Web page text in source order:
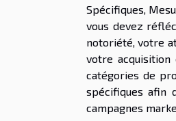
Spécifiques,
vous devez
notoriété, votre
votre acquisition
catégories de
spécifiques afin
campagnes